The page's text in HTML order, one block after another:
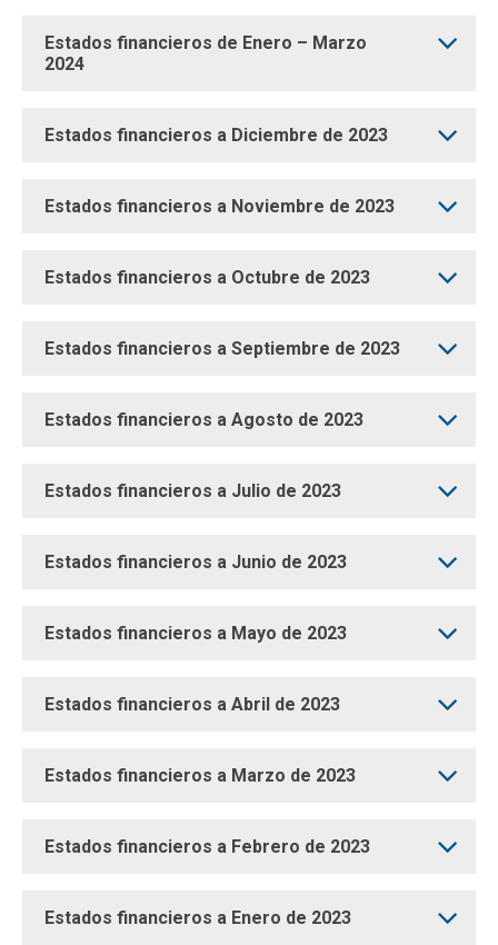
Estados financieros de Enero – Marzo
2024
Estados financieros a Diciembre de 2023
Estados financieros a Noviembre de 2023
Estados financieros a Octubre de 2023
Estados financieros a Septiembre de 2023
Estados financieros a Agosto de 2023
Estados financieros a Julio de 2023
Estados financieros a Junio de 2023
Estados financieros a Mayo de 2023
Estados financieros a Abril de 2023
Estados financieros a Marzo de 2023
Estados financieros a Febrero de 2023
Estados financieros a Enero de 2023